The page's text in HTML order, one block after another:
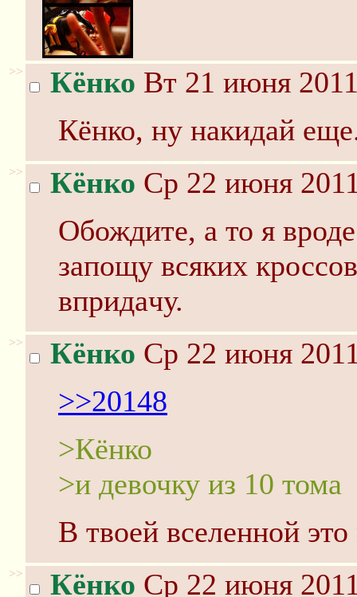
>> Кёнко Вт 21 июня
Кёнко, ну накидай
>> Кёнко Ср 22 июня
Обождитe, a то я
зaпощу всяких
впридaчу.
>> Кёнко Ср 22 июня
>>20148
>Кёнко
>и дeвочку из 10 тома
В твоей вселенной
>> Кёнко Ср 22 июня